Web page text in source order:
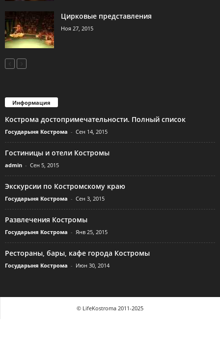
Цирковые представления
Ноя 27, 2015
Информация
Кострома достопримечательности. Полный список
Государыня Кострома - Сен 14, 2015
Гостиницы и отели Костромы
admin - Сен 5, 2015
Экскурсии по Костромскому краю
Государыня Кострома - Сен 3, 2015
Развлечения Костромы
Государыня Кострома - Янв 25, 2015
Рестораны, бары, кафе города Костромы
Государыня Кострома - Июн 30, 2014
© LifeKostroma 2011-2025